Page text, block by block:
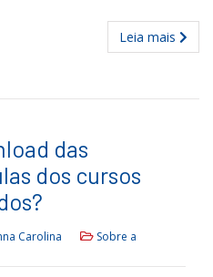
Leia mais
das
dos cursos
Carolina
Sobre a